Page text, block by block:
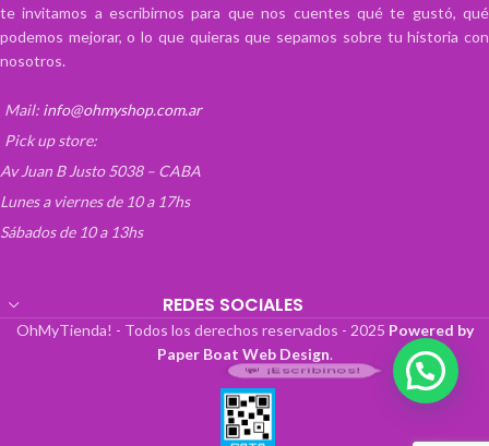
te invitamos a escribirnos para que nos cuentes qué te gustó, qué
podemos mejorar, o lo que quieras que sepamos sobre tu historia con
nosotros.
Mail: info@ohmyshop.com.ar
Pick up store:
Av Juan B Justo 5038 – CABA
Lunes a viernes de 10 a 17hs
Sábados de 10 a 13hs
REDES SOCIALES
OhMyTienda! - Todos los derechos reservados - 2025 Powered by
Paper Boat Web Design.
💬 ¡Escribinos!